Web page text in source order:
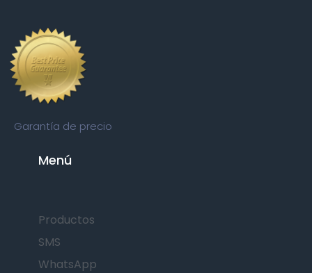
Garantía de precio
Menú
Productos
SMS
WhatsApp